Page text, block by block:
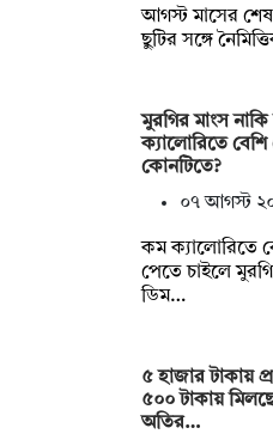
আগস্ট মাসের
ছুটির সঙ্গে
মুরগির মাংস
ক্যালোরিতে বেশি
কোনটিতে?
০৭ আগস্ট
কম ক্যালোরিতে
পেতে চাইলে
ডিম…
৫ হাজার টাকায়
৫০০ টাকায়
অতির…